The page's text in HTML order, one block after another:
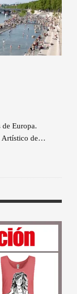
de Europa.
Artístico de…